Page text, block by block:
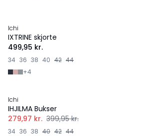
NYHED
Ichi
IXTRINE skjorte
499,95 kr.
34 36 38 40 42 44
+4
Ichi
IHJILMA Bukser
279,97 kr. 399,95 kr.
34 36 38 40 42 44